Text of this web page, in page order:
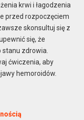
krwi i łagodzenia
przed rozpoczęciem
skonsultuj się z
się, że
zdrowia.
ćwiczenia, aby
hemoroidów.